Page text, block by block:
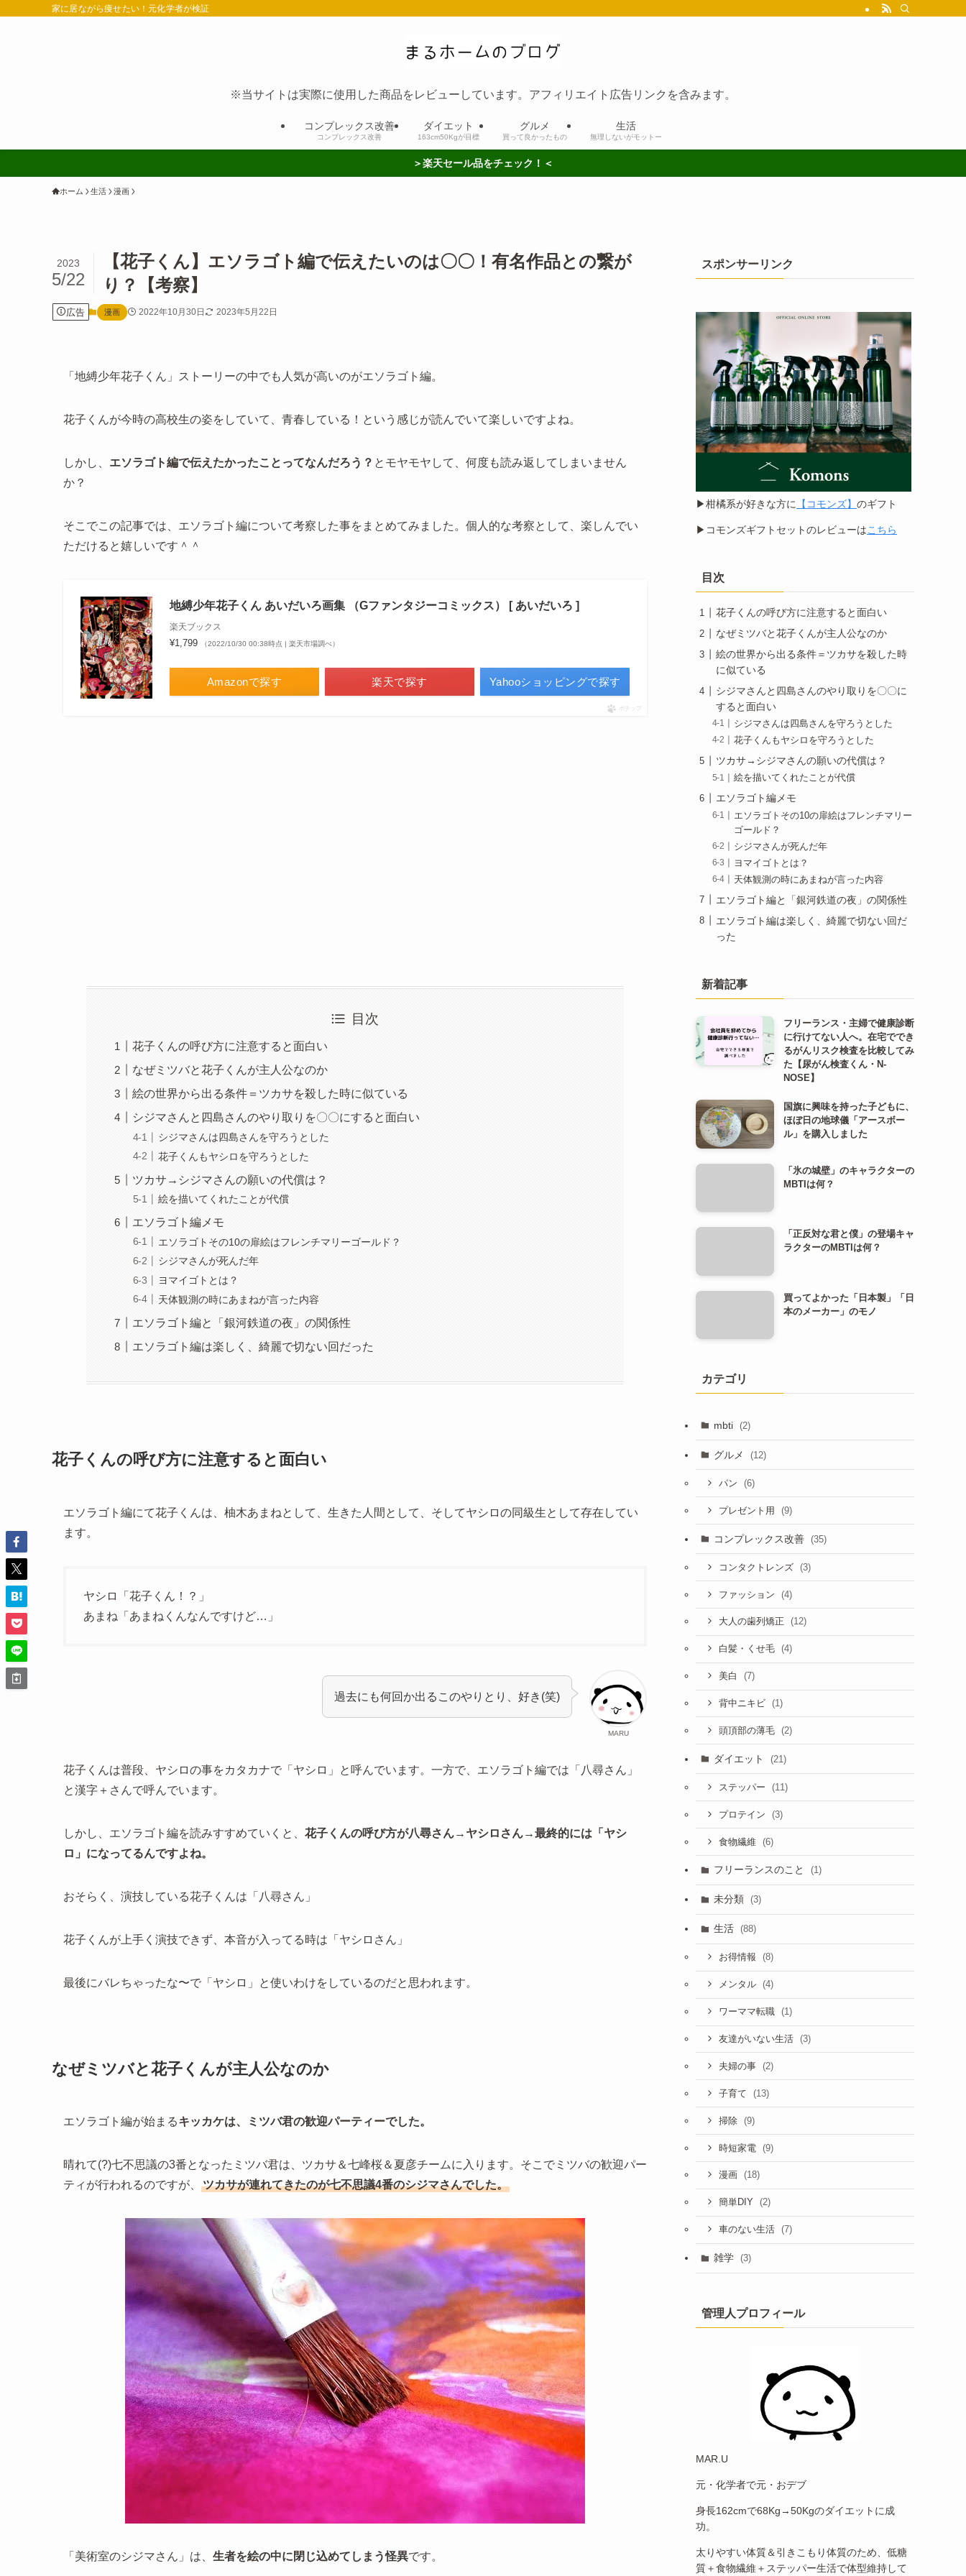
家に居ながら痩せたい！元化学者が検証
コンプレックス改善
コンプレックス改善
ダイエット
163cm50Kgが目標
グルメ
買って良かったもの
生活
無理しないがモットー
※当サイトは実際に使用した商品をレビューしています。アフィリエイト広告リンクを含みます。
＞楽天セール品をチェック！＜
ホーム 生活 漫画
【花子くん】エソラゴト編で伝えたいのは〇〇！有名作品との繋が
り？【考察】
2023
5/22
広告 漫画 2022年10月30日 2023年5月22日
「地縛少年花子くん」ストーリーの中でも人気が高いのがエソラゴト編。
花子くんが今時の高校生の姿をしていて、青春している！という感じが読んでいて楽しいですよね。
しかし、 エソラゴト編で伝えたかったことってなんだろう？ とモヤモヤして、何度も読み返してしまいません
か？
そこでこの記事では、エソラゴト編について考察した事をまとめてみました。個人的な考察として、楽しんでい
ただけると嬉しいです＾＾
地縛少年花子くん あいだいろ画集 （Gファンタジーコミックス） [ あいだいろ ]
楽天ブックス
¥1,799 （2022/10/30 00:38時点 | 楽天市場調べ）
Amazonで探す 楽天で探す Yahooショッピングで探す
ポチップ
目次
花子くんの呼び方に注意すると面白い
なぜミツバと花子くんが主人公なのか
絵の世界から出る条件＝ツカサを殺した時に似ている
シジマさんと四島さんのやり取りを〇〇にすると面白い
シジマさんは四島さんを守ろうとした
花子くんもヤシロを守ろうとした
ツカサ→シジマさんの願いの代償は？
絵を描いてくれたことが代償
エソラゴト編メモ
エソラゴトその10の扉絵はフレンチマリーゴールド？
シジマさんが死んだ年
ヨマイゴトとは？
天体観測の時にあまねが言った内容
エソラゴト編と「銀河鉄道の夜」の関係性
エソラゴト編は楽しく、綺麗で切ない回だった
花子くんの呼び方に注意すると面白い
エソラゴト編にて花子くんは、柚木あまねとして、生きた人間として、そしてヤシロの同級生として存在してい
ます。
ヤシロ「花子くん！？」
あまね「あまねくんなんですけど…」
MARU
過去にも何回か出るこのやりとり、好き(笑)
花子くんは普段、ヤシロの事をカタカナで「ヤシロ」と呼んでいます。一方で、エソラゴト編では「八尋さん」
と漢字＋さんで呼んでいます。
しかし、エソラゴト編を読みすすめていくと、 花子くんの呼び方が八尋さん→ヤシロさん→最終的には「ヤシ
ロ」になってるんですよね。
おそらく、演技している花子くんは「八尋さん」
花子くんが上手く演技できず、本音が入ってる時は「ヤシロさん」
最後にバレちゃったな〜で「ヤシロ」と使いわけをしているのだと思われます。
なぜミツバと花子くんが主人公なのか
エソラゴト編が始まるキッカケは、ミツバ君の歓迎パーティーでした。
晴れて(?)七不思議の3番となったミツバ君は、ツカサ＆七峰桜＆夏彦チームに入ります。そこでミツバの歓迎パー
ティが行われるのですが、
ツカサが連れてきたのが七不思議4番のシジマさんでした。
「美術室のシジマさん」は、 生者を絵の中に閉じ込めてしまう怪異です。
スポンサーリンク
▶︎柑橘系が好きな方に 【コモンズ】 のギフト
▶︎コモンズギフトセットのレビューはこちら
目次
花子くんの呼び方に注意すると面白い
なぜミツバと花子くんが主人公なのか
絵の世界から出る条件＝ツカサを殺した時
に似ている
シジマさんと四島さんのやり取りを〇〇に
すると面白い
シジマさんは四島さんを守ろうとした
花子くんもヤシロを守ろうとした
ツカサ→シジマさんの願いの代償は？
絵を描いてくれたことが代償
エソラゴト編メモ
エソラゴトその10の扉絵はフレンチマリー
ゴールド？
シジマさんが死んだ年
ヨマイゴトとは？
天体観測の時にあまねが言った内容
エソラゴト編と「銀河鉄道の夜」の関係性
エソラゴト編は楽しく、綺麗で切ない回だ
った
新着記事
フリーランス・主婦で健康診断
に行けてない人へ。在宅ででき
るがんリスク検査を比較してみ
た【尿がん検査くん・N-
NOSE】
国旗に興味を持った子どもに、
ほぼ日の地球儀「アースボー
ル」を購入しました
「氷の城壁」のキャラクターの
MBTIは何？
「正反対な君と僕」の登場キャ
ラクターのMBTIは何？
買ってよかった「日本製」「日
本のメーカー」のモノ
カテゴリ
mbti (2)
グルメ (12)
パン (6)
プレゼント用 (9)
コンプレックス改善 (35)
コンタクトレンズ (3)
ファッション (4)
大人の歯列矯正 (12)
白髪・くせ毛 (4)
美白 (7)
背中ニキビ (1)
頭頂部の薄毛 (2)
ダイエット (21)
ステッパー (11)
プロテイン (3)
食物繊維 (6)
フリーランスのこと (1)
未分類 (3)
生活 (88)
お得情報 (8)
メンタル (4)
ワーママ転職 (1)
友達がいない生活 (3)
夫婦の事 (2)
子育て (13)
掃除 (9)
時短家電 (9)
漫画 (18)
簡単DIY (2)
車のない生活 (7)
雑学 (3)
管理人プロフィール
MAR.U
元・化学者で元・おデブ
身長162cmで68Kg→50Kgのダイエットに成
功。
太りやすい体質＆引きこもり体質のため、低糖
質＋食物繊維＋ステッパー生活で体型維持して